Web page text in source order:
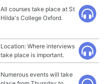
All courses take place at St
Hilda's College Oxford.
Location: Where interviews
take place is important.
Numerous events will take